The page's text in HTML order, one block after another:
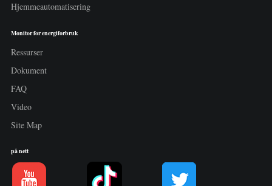
Hjemmeautomatisering
Monitor for energiforbruk
Ressurser
Dokument
FAQ
Video
Site Map
på nett